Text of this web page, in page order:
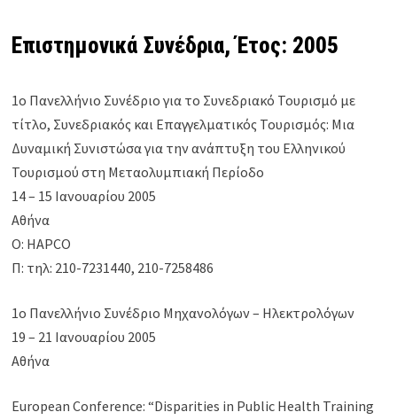
Επιστημονικά Συνέδρια, Έτος: 2005
1ο Πανελλήνιο Συνέδριο για το Συνεδριακό Τουρισμό με
τίτλο, Συνεδριακός και Επαγγελματικός Τουρισμός: Μια
Δυναμική Συνιστώσα για την ανάπτυξη του Ελληνικού
Τουρισμού στη Μεταολυμπιακή Περίοδο
14 – 15 Ιανουαρίου 2005
Αθήνα
Ο: HAPCO
Π: τηλ: 210-7231440, 210-7258486
1ο Πανελλήνιο Συνέδριο Μηχανολόγων – Ηλεκτρολόγων
19 – 21 Ιανουαρίου 2005
Αθήνα
European Conference: “Disparities in Public Health Training